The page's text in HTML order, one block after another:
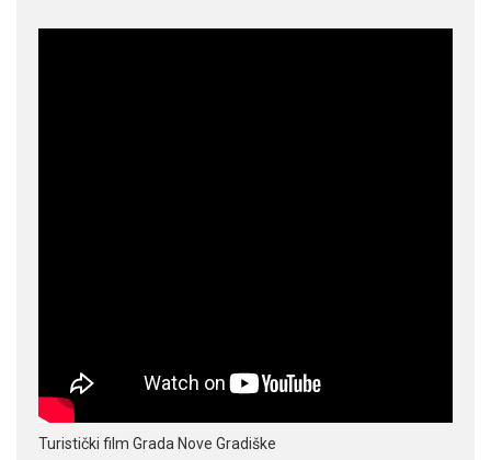
Turistički film Grada Nove Gradiške